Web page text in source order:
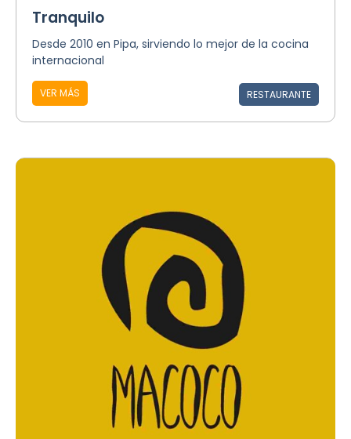
Tranquilo
Desde 2010 en Pipa, sirviendo lo mejor de la cocina
internacional
VER MÁS RESTAURANTE